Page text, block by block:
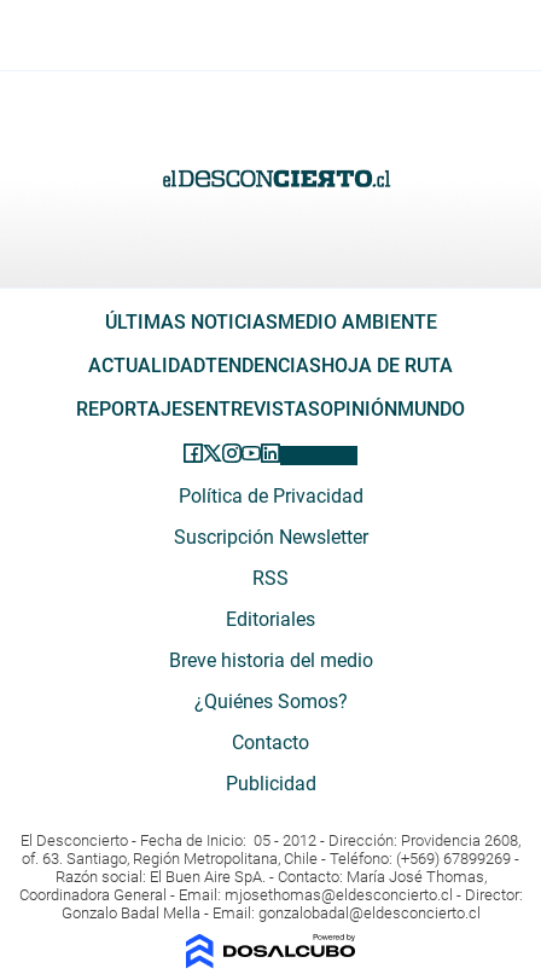
ÚLTIMAS NOTICIASMEDIO AMBIENTE
ACTUALIDADTENDENCIASHOJA DE RUTA
REPORTAJESENTREVISTASOPINIÓNMUNDO
Política de Privacidad
Suscripción Newsletter
RSS
Editoriales
Breve historia del medio
¿Quiénes Somos?
Contacto
Publicidad
El Desconcierto - Fecha de Inicio: 05 - 2012 - Dirección: Providencia 2608,
of. 63. Santiago, Región Metropolitana, Chile - Teléfono: (+569) 67899269 -
Razón social: El Buen Aire SpA. - Contacto: María José Thomas,
Coordinadora General - Email: mjosethomas@eldesconcierto.cl - Director:
Gonzalo Badal Mella - Email: gonzalobadal@eldesconcierto.cl